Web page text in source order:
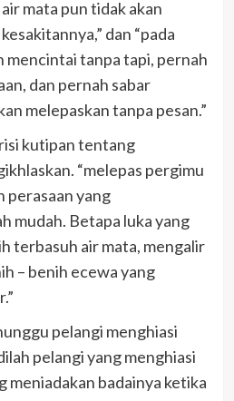
mata pun tidak akan
dan “pada
mencintai tanpa tapi, pernah
dan pernah sabar
melepaskan tanpa pesan.”
kutipan tentang
“melepas pergimu
perasaan yang
mudah. Betapa luka yang
terbasuh air mata, mengalir
– benih ecewa yang
pelangi menghiasi
pelangi yang menghiasi
meniadakan badainya ketika